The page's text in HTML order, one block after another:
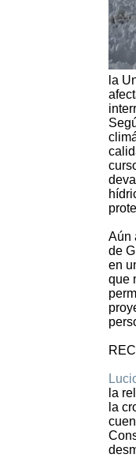
la
Aún
de
en
que
la
la